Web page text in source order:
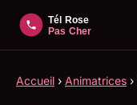
Accueil › Animatrices ›